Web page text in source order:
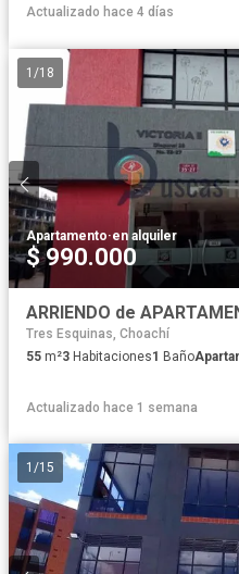
Actualizado hace 4 días
1 /18
Apartamento·en alquiler
$ 990.000
ARRIENDO de
Tres Esquinas, Choachí
55 m²3 Habitaciones1 Baño
Actualizado hace 1 semana
1 /15